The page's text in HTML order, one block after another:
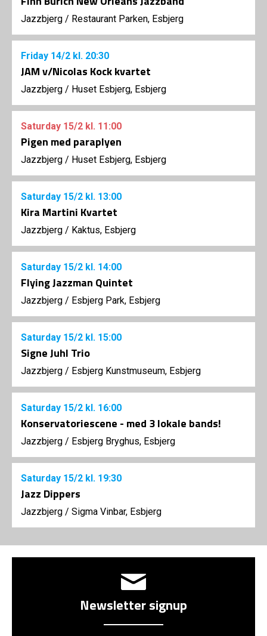
Jazzbjerg / Restaurant Parken, Esbjerg
Friday 14/2 kl. 20:30
JAM v/Nicolas Kock kvartet
Jazzbjerg / Huset Esbjerg, Esbjerg
Saturday 15/2 kl. 11:00
Pigen med paraplyen
Jazzbjerg / Huset Esbjerg, Esbjerg
Saturday 15/2 kl. 13:00
Kira Martini Kvartet
Jazzbjerg / Kaktus, Esbjerg
Saturday 15/2 kl. 14:00
Flying Jazzman Quintet
Jazzbjerg / Esbjerg Park, Esbjerg
Saturday 15/2 kl. 15:00
Signe Juhl Trio
Jazzbjerg / Esbjerg Kunstmuseum, Esbjerg
Saturday 15/2 kl. 16:00
Konservatoriescene - med 3 lokale bands!
Jazzbjerg / Esbjerg Bryghus, Esbjerg
Saturday 15/2 kl. 19:30
Jazz Dippers
Jazzbjerg / Sigma Vinbar, Esbjerg
Newsletter signup